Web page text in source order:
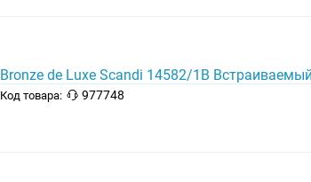
Bronze de Luxe Scandi 14582/1B
Код товара: 977748